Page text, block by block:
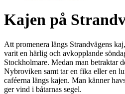
Kajen på
Att promenera längs Strandvägens
varit en härlig och avkopplande
Stockholmare. Medan man betraktar
Nybroviken samt tar en fika eller en
caféerna längs kajen. Man känner
ger vind i båtarnas segel.